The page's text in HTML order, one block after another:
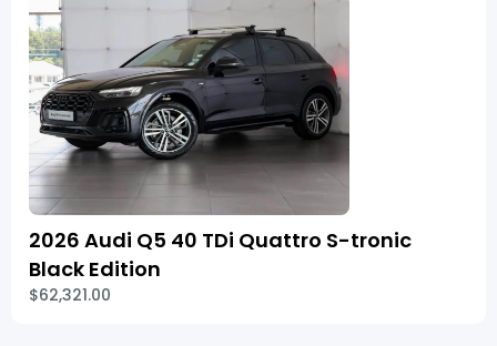
2026 Audi Q5 40 TDi Quattro S-tronic
Black Edition
$62,321.00